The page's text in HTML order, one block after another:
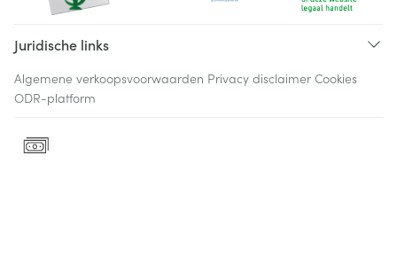
Juridische links
Algemene verkoopsvoorwaarden Privacy disclaimer Cookies
ODR-platform